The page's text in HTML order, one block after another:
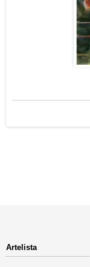
Artelista